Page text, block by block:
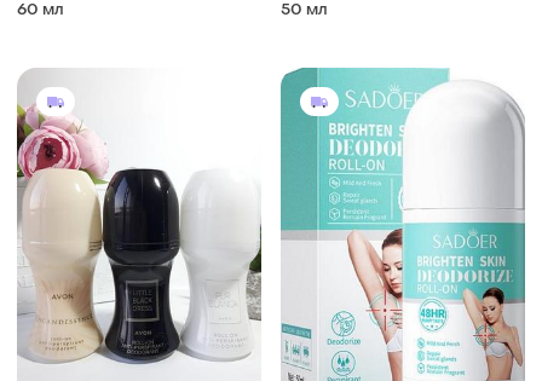
60 мл 50 мл